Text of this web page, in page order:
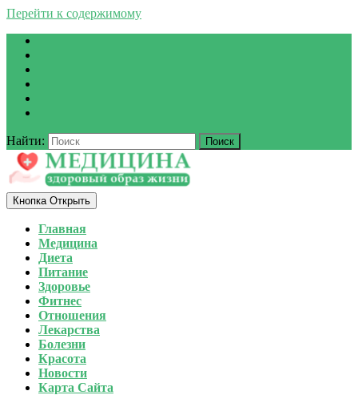
Перейти к содержимому
Найти:
Кнопка Открыть
Главная
Медицина
Диета
Питание
Здоровье
Фитнес
Отношения
Лекарства
Болезни
Красота
Новости
Карта Сайта